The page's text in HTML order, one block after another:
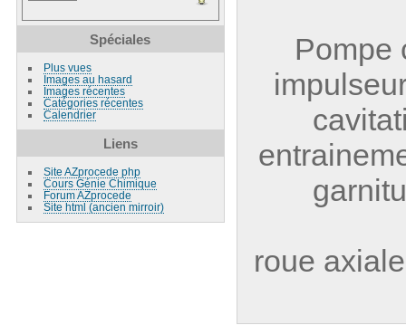
Spéciales
Plus vues
Images au hasard
Images récentes
Catégories récentes
Calendrier
Liens
Site AZprocede php
Cours Génie Chimique
Forum AZprocede
Site html (ancien mirroir)
Pompe
roue